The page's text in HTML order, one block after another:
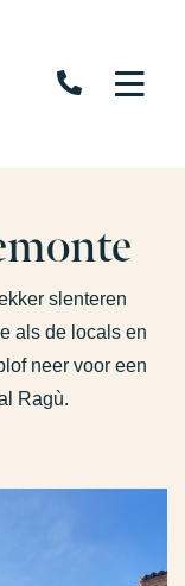
slenteren
als de locals en
neer voor een
Ragù.